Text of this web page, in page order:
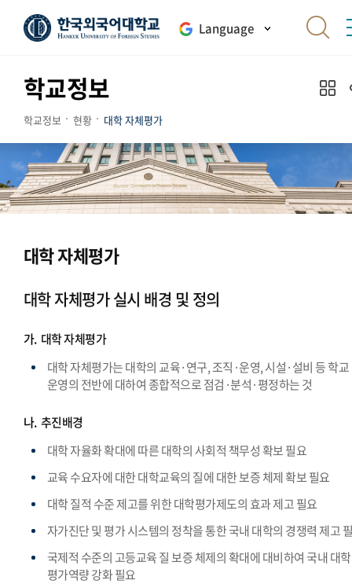
Language
학교정보
학교정보 현황 대학 자체평가
대학 자체평가
대학 자체평가 실시 배경 및 정의
가. 대학 자체평가
대학 자체평가는 대학의 교육·연구, 조직·운영, 시설·설비 등 학교
운영의 전반에 대하여 종합적으로 점검·분석·평정하는 것
나. 추진배경
대학 자율화 확대에 따른 대학의 사회적 책무성 확보 필요
교육 수요자에 대한 대학교육의 질에 대한 보증 체제 확보 필요
대학 질적 수준 제고를 위한 대학평가제도의 효과 제고 필요
자가진단 및 평가 시스템의 정착을 통한 국내 대학의 경쟁력 제고
국제적 수준의 고등교육 질 보증 체제의 확대에 대비하여 국내 대
평가역량 강화 필요